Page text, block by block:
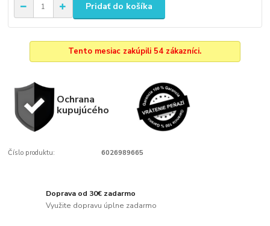
Pridať do košíka
Tento mesiac zakúpili 54 zákazníci.
Ochrana
kupujúcého
Číslo produktu: 6026989665
Doprava od 30€ zadarmo
Využite dopravu úplne zadarmo